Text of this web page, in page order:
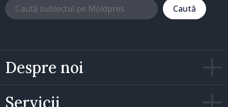
Despre noi
Servicii
Caută